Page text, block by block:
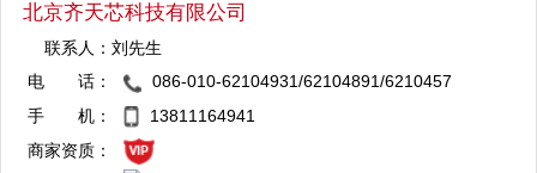
北京齐天芯科技有限公司
联系人：刘先生
QQ：2880824479
复制
电 话：
086-010-62104931/62104891/6210457
8/62106431
手 机：
13811164941
商家资质：